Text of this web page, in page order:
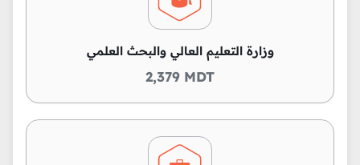
وزارة التعليم العالي والبحث العلمي
2,379 MDT